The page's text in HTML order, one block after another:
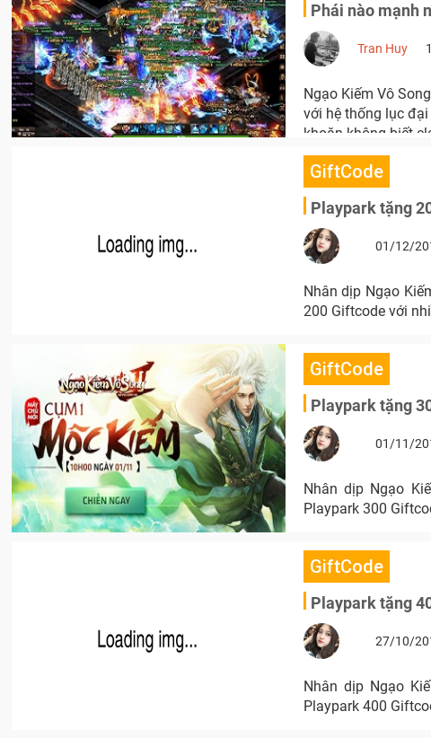
Phái nào mạnh
Tran Huy
Ngạo Kiếm Vô
với hệ thống lục
khoăn không biết
GiftCode
Playpark tặng
01/12/
Nhân dịp Ngạo
200 Giftcode với
GiftCode
Playpark tặng
01/11/
Nhân dịp Ngạo
Playpark 300
GiftCode
Playpark tặng
27/10/
Nhân dịp Ngạo
Playpark 400